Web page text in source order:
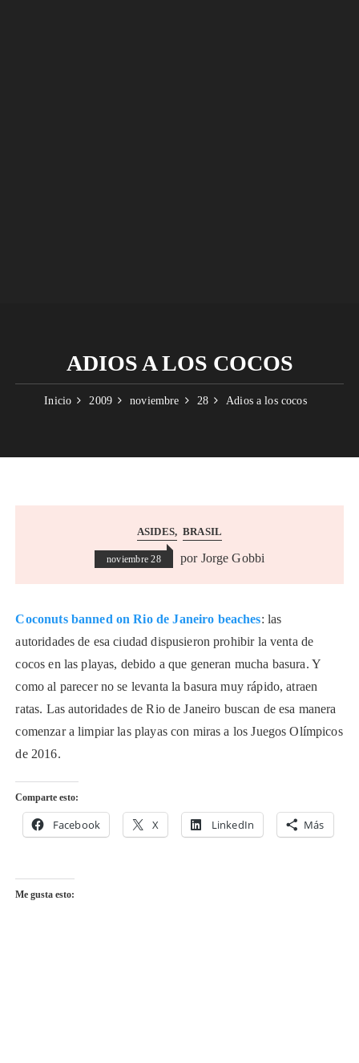
ADIOS A LOS COCOS
Inicio 2009 noviembre 28 Adios a los cocos
ASIDES BRASIL
noviembre 28 por Jorge Gobbi
Coconuts banned on Rio de Janeiro beaches: las
autoridades de esa ciudad dispusieron prohibir la venta de
cocos en las playas, debido a que generan mucha basura. Y
como al parecer no se levanta la basura muy rápido, atraen
ratas. Las autoridades de Rio de Janeiro buscan de esa manera
comenzar a limpiar las playas con miras a los Juegos Olímpicos
de 2016.
Comparte esto:
Facebook X LinkedIn Más
Me gusta esto: